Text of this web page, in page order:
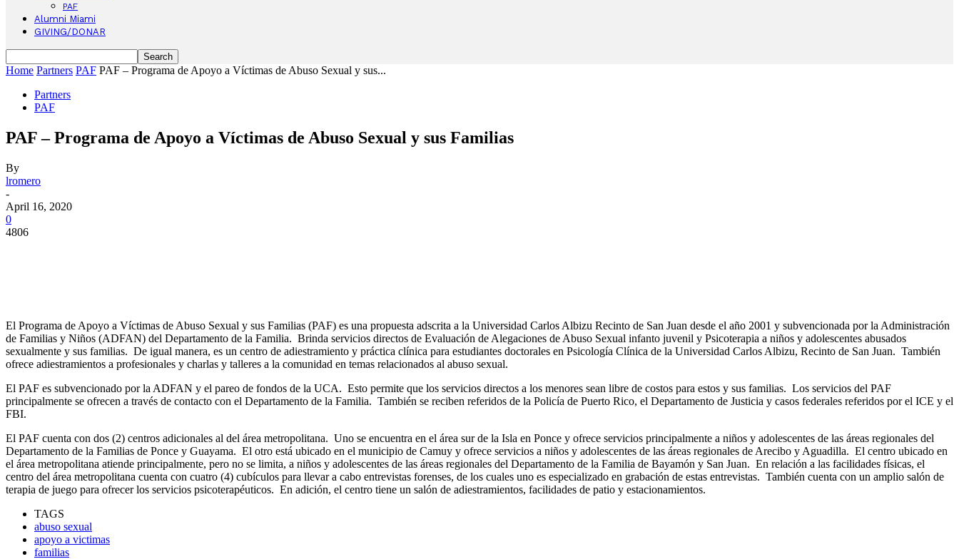
PAF
Alumni Miami
GIVING/DONAR
Home Partners PAF PAF – Programa de Apoyo a Víctimas de Abuso Sexual y sus...
Partners
PAF
PAF – Programa de Apoyo a Víctimas de Abuso Sexual y sus Familias
By
lromero
-
April 16, 2020
0
4806
El Programa de Apoyo a Víctimas de Abuso Sexual y sus Familias (PAF) es una propuesta adscrita a la Universidad Carlos Albizu Recinto de San Juan desde el año 2001 y subvencionada por la Administración
de Familias y Niños (ADFAN) del Departamento de la Familia. Brinda servicios directos de Evaluación de Alegaciones de Abuso Sexual infanto juvenil y Psicoterapia a niños y adolescentes abusados
sexualmente y sus familias. De igual manera, es un centro de adiestramiento y práctica clínica para estudiantes doctorales en Psicología Clínica de la Universidad Carlos Albizu, Recinto de San Juan. También
ofrece adiestramientos a profesionales y charlas y talleres a la comunidad en temas relacionados al abuso sexual.
El PAF es subvencionado por la ADFAN y el pareo de fondos de la UCA. Esto permite que los servicios directos a los menores sean libre de costos para estos y sus familias. Los servicios del PAF
principalmente se ofrecen a través de contacto con el Departamento de la Familia. También se reciben referidos de la Policía de Puerto Rico, el Departamento de Justicia y casos federales referidos por el ICE y el
FBI.
El PAF cuenta con dos (2) centros adicionales al del área metropolitana. Uno se encuentra en el área sur de la Isla en Ponce y ofrece servicios principalmente a niños y adolescentes de las áreas regionales del
Departamento de la Familias de Ponce y Guayama. El otro está ubicado en el municipio de Camuy y ofrece servicios a niños y adolescentes de las áreas regionales de Arecibo y Aguadilla. El centro ubicado en
el área metropolitana atiende principalmente, pero no se limita, a niños y adolescentes de las áreas regionales del Departamento de la Familia de Bayamón y San Juan. En relación a las facilidades físicas, el
centro del área metropolitana cuenta con cuatro (4) cubículos para llevar a cabo entrevistas forenses, de los cuales uno es especializado en grabación de estas entrevistas. También cuenta con un amplio salón de
terapia de juego para ofrecer los servicios psicoterapéuticos. En adición, el centro tiene un salón de adiestramientos, facilidades de patio y estacionamientos.
TAGS
abuso sexual
apoyo a victimas
familias